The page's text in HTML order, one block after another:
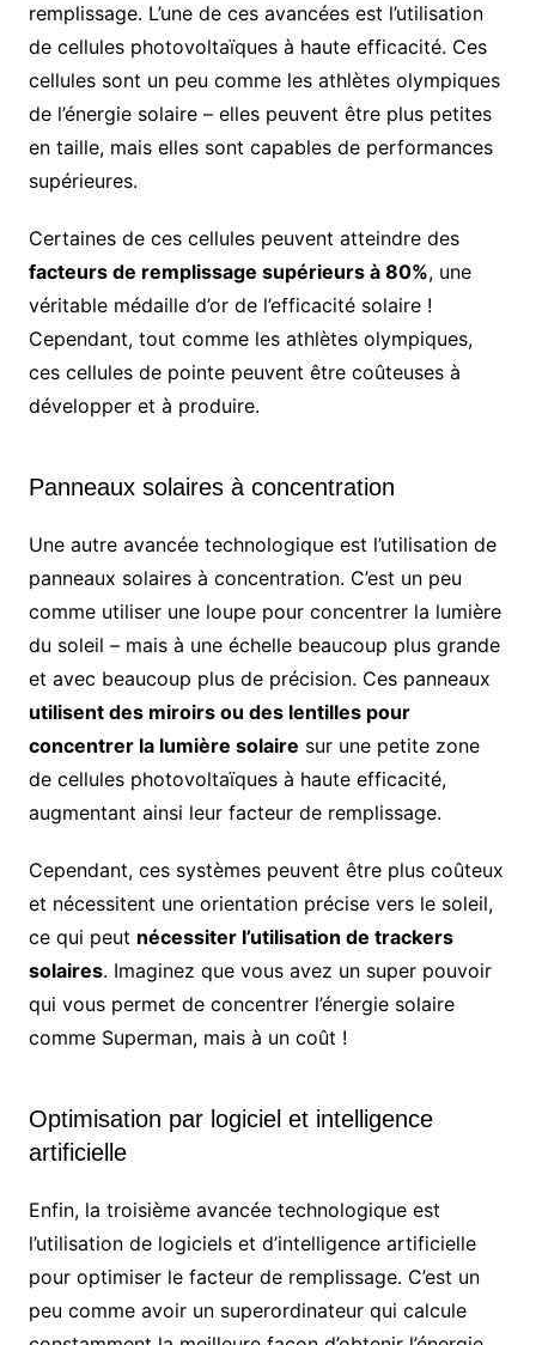
remplissage. L’une de ces avancées est l’utilisation
de cellules photovoltaïques à haute efficacité. Ces
cellules sont un peu comme les athlètes olympiques
de l’énergie solaire – elles peuvent être plus petites
en taille, mais elles sont capables de performances
supérieures.
Certaines de ces cellules peuvent atteindre des
facteurs de remplissage supérieurs à 80%, une
véritable médaille d’or de l’efficacité solaire !
Cependant, tout comme les athlètes olympiques,
ces cellules de pointe peuvent être coûteuses à
développer et à produire.
Panneaux solaires à concentration
Une autre avancée technologique est l’utilisation de
panneaux solaires à concentration. C’est un peu
comme utiliser une loupe pour concentrer la lumière
du soleil – mais à une échelle beaucoup plus grande
et avec beaucoup plus de précision. Ces panneaux
utilisent des miroirs ou des lentilles pour
concentrer la lumière solaire sur une petite zone
de cellules photovoltaïques à haute efficacité,
augmentant ainsi leur facteur de remplissage.
Cependant, ces systèmes peuvent être plus coûteux
et nécessitent une orientation précise vers le soleil,
ce qui peut nécessiter l’utilisation de trackers
solaires. Imaginez que vous avez un super pouvoir
qui vous permet de concentrer l’énergie solaire
comme Superman, mais à un coût !
Optimisation par logiciel et intelligence
artificielle
Enfin, la troisième avancée technologique est
l’utilisation de logiciels et d’intelligence artificielle
pour optimiser le facteur de remplissage. C’est un
peu comme avoir un superordinateur qui calcule